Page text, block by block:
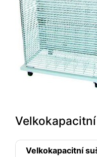
Velkokapacitní